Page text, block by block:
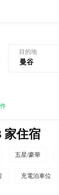
目的地
家住宿
五星/豪華
充電泊車位